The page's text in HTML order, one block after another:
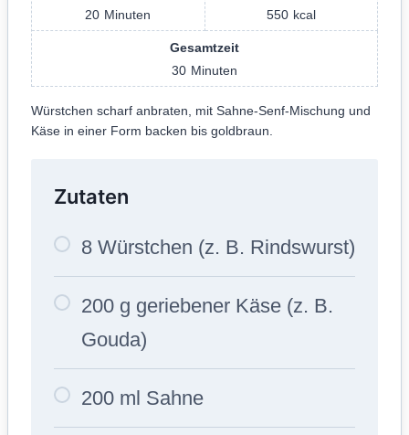
20 Minuten
550 kcal
Gesamtzeit
30 Minuten
Würstchen scharf anbraten, mit Sahne-Senf-Mischung und
Käse in einer Form backen bis goldbraun.
Zutaten
8 Würstchen (z. B. Rindswurst)
200 g geriebener Käse (z. B.
Gouda)
200 ml Sahne